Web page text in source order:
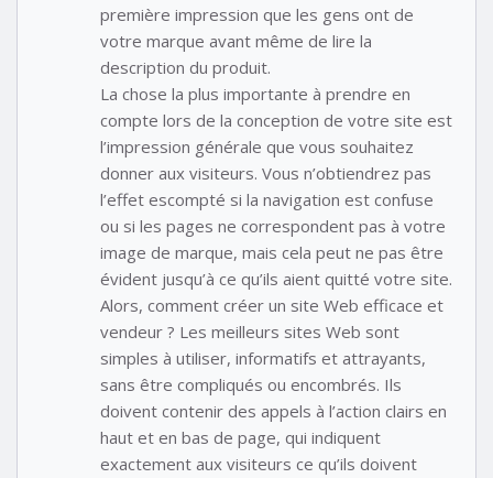
première impression que les gens ont de
votre marque avant même de lire la
description du produit.
La chose la plus importante à prendre en
compte lors de la conception de votre site est
l’impression générale que vous souhaitez
donner aux visiteurs. Vous n’obtiendrez pas
l’effet escompté si la navigation est confuse
ou si les pages ne correspondent pas à votre
image de marque, mais cela peut ne pas être
évident jusqu’à ce qu’ils aient quitté votre site.
Alors, comment créer un site Web efficace et
vendeur ? Les meilleurs sites Web sont
simples à utiliser, informatifs et attrayants,
sans être compliqués ou encombrés. Ils
doivent contenir des appels à l’action clairs en
haut et en bas de page, qui indiquent
exactement aux visiteurs ce qu’ils doivent